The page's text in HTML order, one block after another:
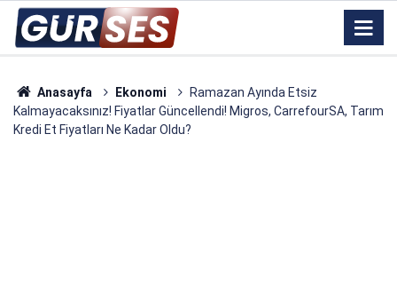
Anasayfa Ekonomi
Ramazan Ayında Etsiz
Kalmayacaksınız! Fiyatlar Güncellendi! Migros, CarrefourSA, Tarım
Kredi Et Fiyatları Ne Kadar Oldu?